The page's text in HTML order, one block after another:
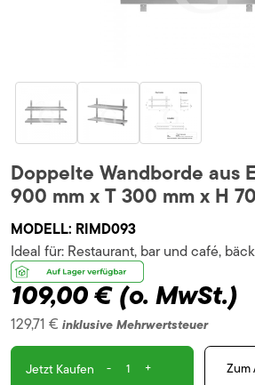
Doppelte Wandborde aus
900 mm x T 300 mm x H
MODELL: RIMD093
109,00 €(o. MwSt.)
129,71 € inklusive Mehrwertsteuer
Ideal für: Restaurant, bar und café,
Jetzt Kaufen - + Zum